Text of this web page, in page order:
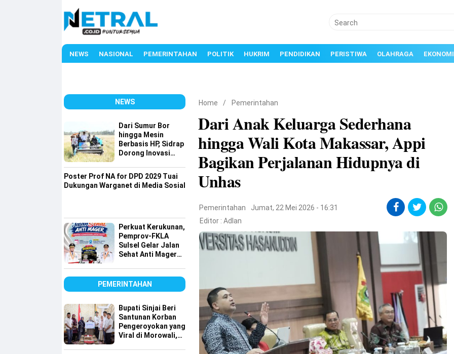
NEWS NASIONAL PEMERINTAHAN POLITIK HUKRIM PENDIDIKAN PERISTIWA OLAHRAGA EKONOMI
NEWS
Dari Sumur Bor
hingga Mesin
Berbasis HP, Sidrap
Dorong Inovasi
Poster Prof NA for DPD 2029 Tuai
Dukungan Warganet di Media Sosial
Perkuat Kerukunan,
Pemprov-FKLA
Sulsel Gelar Jalan
Sehat Anti Mager
Lintas Agama
PEMERINTAHAN
Bupati Sinjai Beri
Santunan Korban
Pengeroyokan yang
Viral di Morowali,
Home / Pemerintahan
Dari Anak Keluarga Sederhana
hingga Wali Kota Makassar, Appi
Bagikan Perjalanan Hidupnya di
Unhas
Pemerintahan
Jumat, 22 Mei 2026 - 16:31
Editor :Adlan